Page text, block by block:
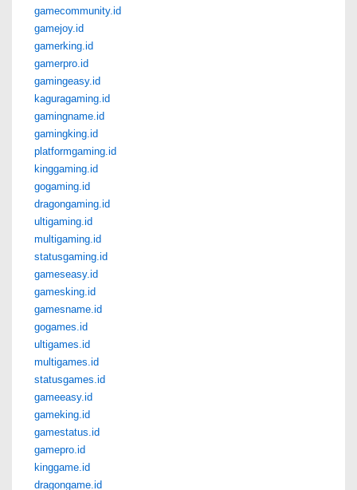
gamecommunity.id
gamejoy.id
gamerking.id
gamerpro.id
gamingeasy.id
kaguragaming.id
gamingname.id
gamingking.id
platformgaming.id
kinggaming.id
gogaming.id
dragongaming.id
ultigaming.id
multigaming.id
statusgaming.id
gameseasy.id
gamesking.id
gamesname.id
gogames.id
ultigames.id
multigames.id
statusgames.id
gameeasy.id
gameking.id
gamestatus.id
gamepro.id
kinggame.id
dragongame.id